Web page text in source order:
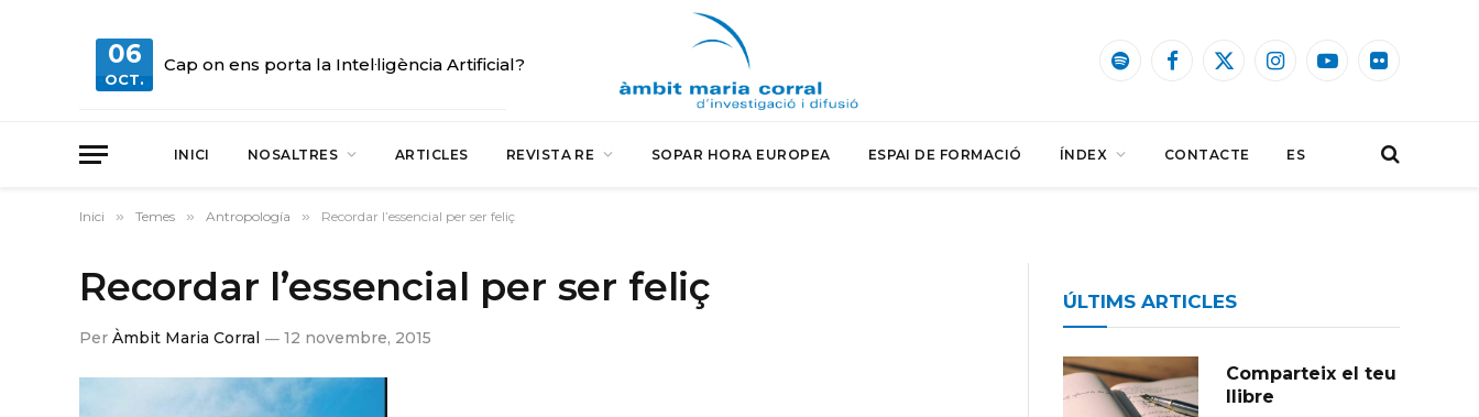
06
OCT.
Cap on ens porta la Intel·ligència Artificial? SpotifyFacebook
X
InstagramYouTubeFlickr
INICI NOSALTRES ARTICLES REVISTA RE SOPAR HORA EUROPEA ESPAI DE FORMACIÓ ÍNDEX CONTACTE ES
Inici » Temes » Antropología » Recordar l’essencial per ser feliç
Recordar l’essencial per ser feliç
Per Àmbit Maria Corral 12 novembre, 2015
ÚLTIMS ARTICLES
Comparteix el teu
llibre